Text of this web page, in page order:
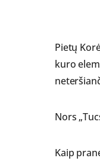
Pietų
kuro
Nors
Kaip